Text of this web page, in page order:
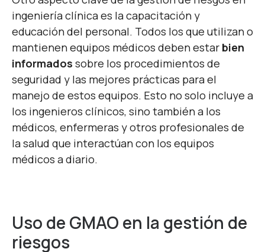
ingeniería clínica es la capacitación y
educación del personal. Todos los que utilizan o
mantienen equipos médicos deben estar bien
informados sobre los procedimientos de
seguridad y las mejores prácticas para el
manejo de estos equipos. Esto no solo incluye a
los ingenieros clínicos, sino también a los
médicos, enfermeras y otros profesionales de
la salud que interactúan con los equipos
médicos a diario.
Uso de GMAO en la gestión de
riesgos